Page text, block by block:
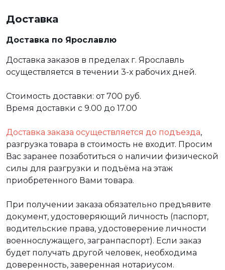
Доставка
Доставка по Ярославлю
Доставка заказов в пределах г. Ярославль
осуществляется в течении 3-х рабочих дней.
Стоимость доставки: от 700 руб.
Время доставки с 9.00 до 17.00
Доставка заказа осуществляется до подъезда,
разгрузка товара в стоимость не входит. Просим
Вас заранее позаботиться о наличии физической
силы для разгрузки и подъёма на этаж
приобретенного Вами товара.
При получении заказа обязательно предъявите
документ, удостоверяющий личность (паспорт,
водительские права, удостоверение личности
военнослужащего, загранпаспорт). Если заказ
будет получать другой человек, необходима
доверенность, заверенная нотариусом.